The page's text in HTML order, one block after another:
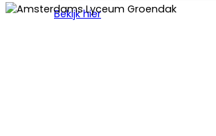
Bekijk hier